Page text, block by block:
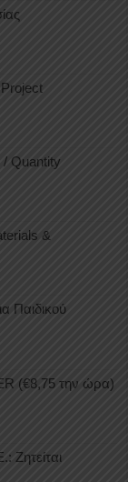
Project
/ Quantity
&
Παιδικού
(€8,75 την ώρα)